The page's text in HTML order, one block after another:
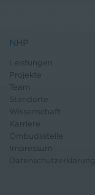
NHP
Leistungen
Projekte
Team
Standorte
Wissenschaft
Karriere
Ombudsstelle
Impressum
Datenschutzerklärung